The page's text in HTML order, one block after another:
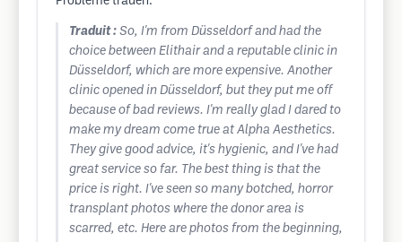
Traduit : So, I'm from Düsseldorf and had the
choice between Elithair and a reputable clinic in
Düsseldorf, which are more expensive. Another
clinic opened in Düsseldorf, but they put me off
because of bad reviews. I'm really glad I dared to
make my dream come true at Alpha Aesthetics.
They give good advice, it's hygienic, and I've had
great service so far. The best thing is that the
price is right. I've seen so many botched, horror
transplant photos where the donor area is
scarred, etc. Here are photos from the beginning,